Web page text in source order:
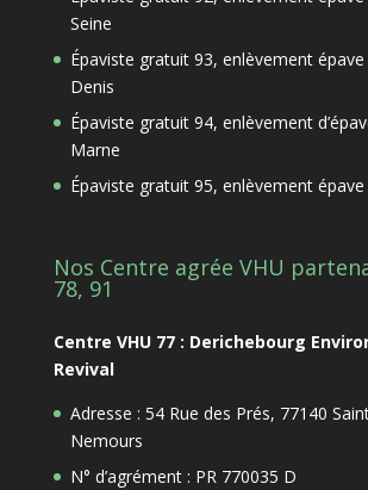
Seine
Épaviste gratuit 93, enlèvement épave
Denis
Épaviste gratuit 94, enlèvement
Marne
Épaviste gratuit 95, enlèvement épave
Nos Centre agrée VHU
78, 91
Centre VHU 77 : Derichebourg
Revival
Adresse : 54 Rue des Prés, 77140
Nemours
N° d’agrément : PR 770035 D